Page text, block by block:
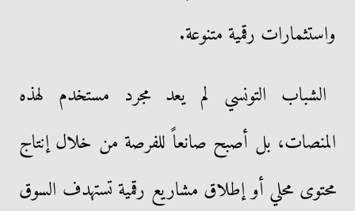
واستثمارات رقمية متنوعة.
الشباب التونسي لم يعد مجرد مستخدم لهذه
المنصات، بل أصبح صانعاً للفرصة من خلال إنتاج
محتوى محلي أو إطلاق مشاريع رقمية تستهدف السوق